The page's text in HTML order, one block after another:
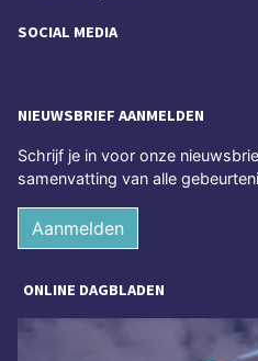
SOCIAL MEDIA
NIEUWSBRIEF AANMELDEN
Schrijf je in voor onze
samenvatting van alle
Aanmelden
ONLINE DAGBLADEN